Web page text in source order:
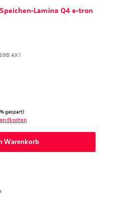
Lamina Q4 e-tron
AX1
gespart)
Warenkorb